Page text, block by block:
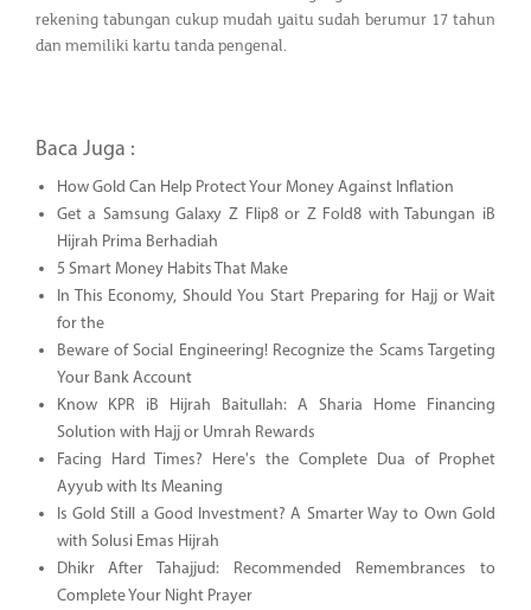
rekening tabungan cukup mudah yaitu sudah berumur 17 tahun
dan memiliki kartu tanda pengenal.
Baca Juga :
How Gold Can Help Protect Your Money Against Inflation
Get a Samsung Galaxy Z Flip8 or Z Fold8 with Tabungan iB
Hijrah Prima Berhadiah
5 Smart Money Habits That Make
In This Economy, Should You Start Preparing for Hajj or Wait
for the
Beware of Social Engineering! Recognize the Scams Targeting
Your Bank Account
Know KPR iB Hijrah Baitullah: A Sharia Home Financing
Solution with Hajj or Umrah Rewards
Facing Hard Times? Here's the Complete Dua of Prophet
Ayyub with Its Meaning
Is Gold Still a Good Investment? A Smarter Way to Own Gold
with Solusi Emas Hijrah
Dhikr After Tahajjud: Recommended Remembrances to
Complete Your Night Prayer